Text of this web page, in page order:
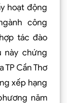
hoạt động
công
tác đào
này chứng
TP Cần Thơ
xếp hạng
năm